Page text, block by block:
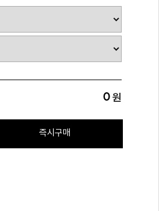
0원
즉시구매